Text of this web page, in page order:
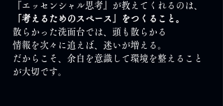
『エッセンシャル思考』が教えてくれるのは、
「考えるためのスペース」をつくること。
散らかった洗面台では、頭も散らかる
情報を次々に追えば、迷いが増える。
だからこそ、余白を意識して環境を整えること
が大切です。